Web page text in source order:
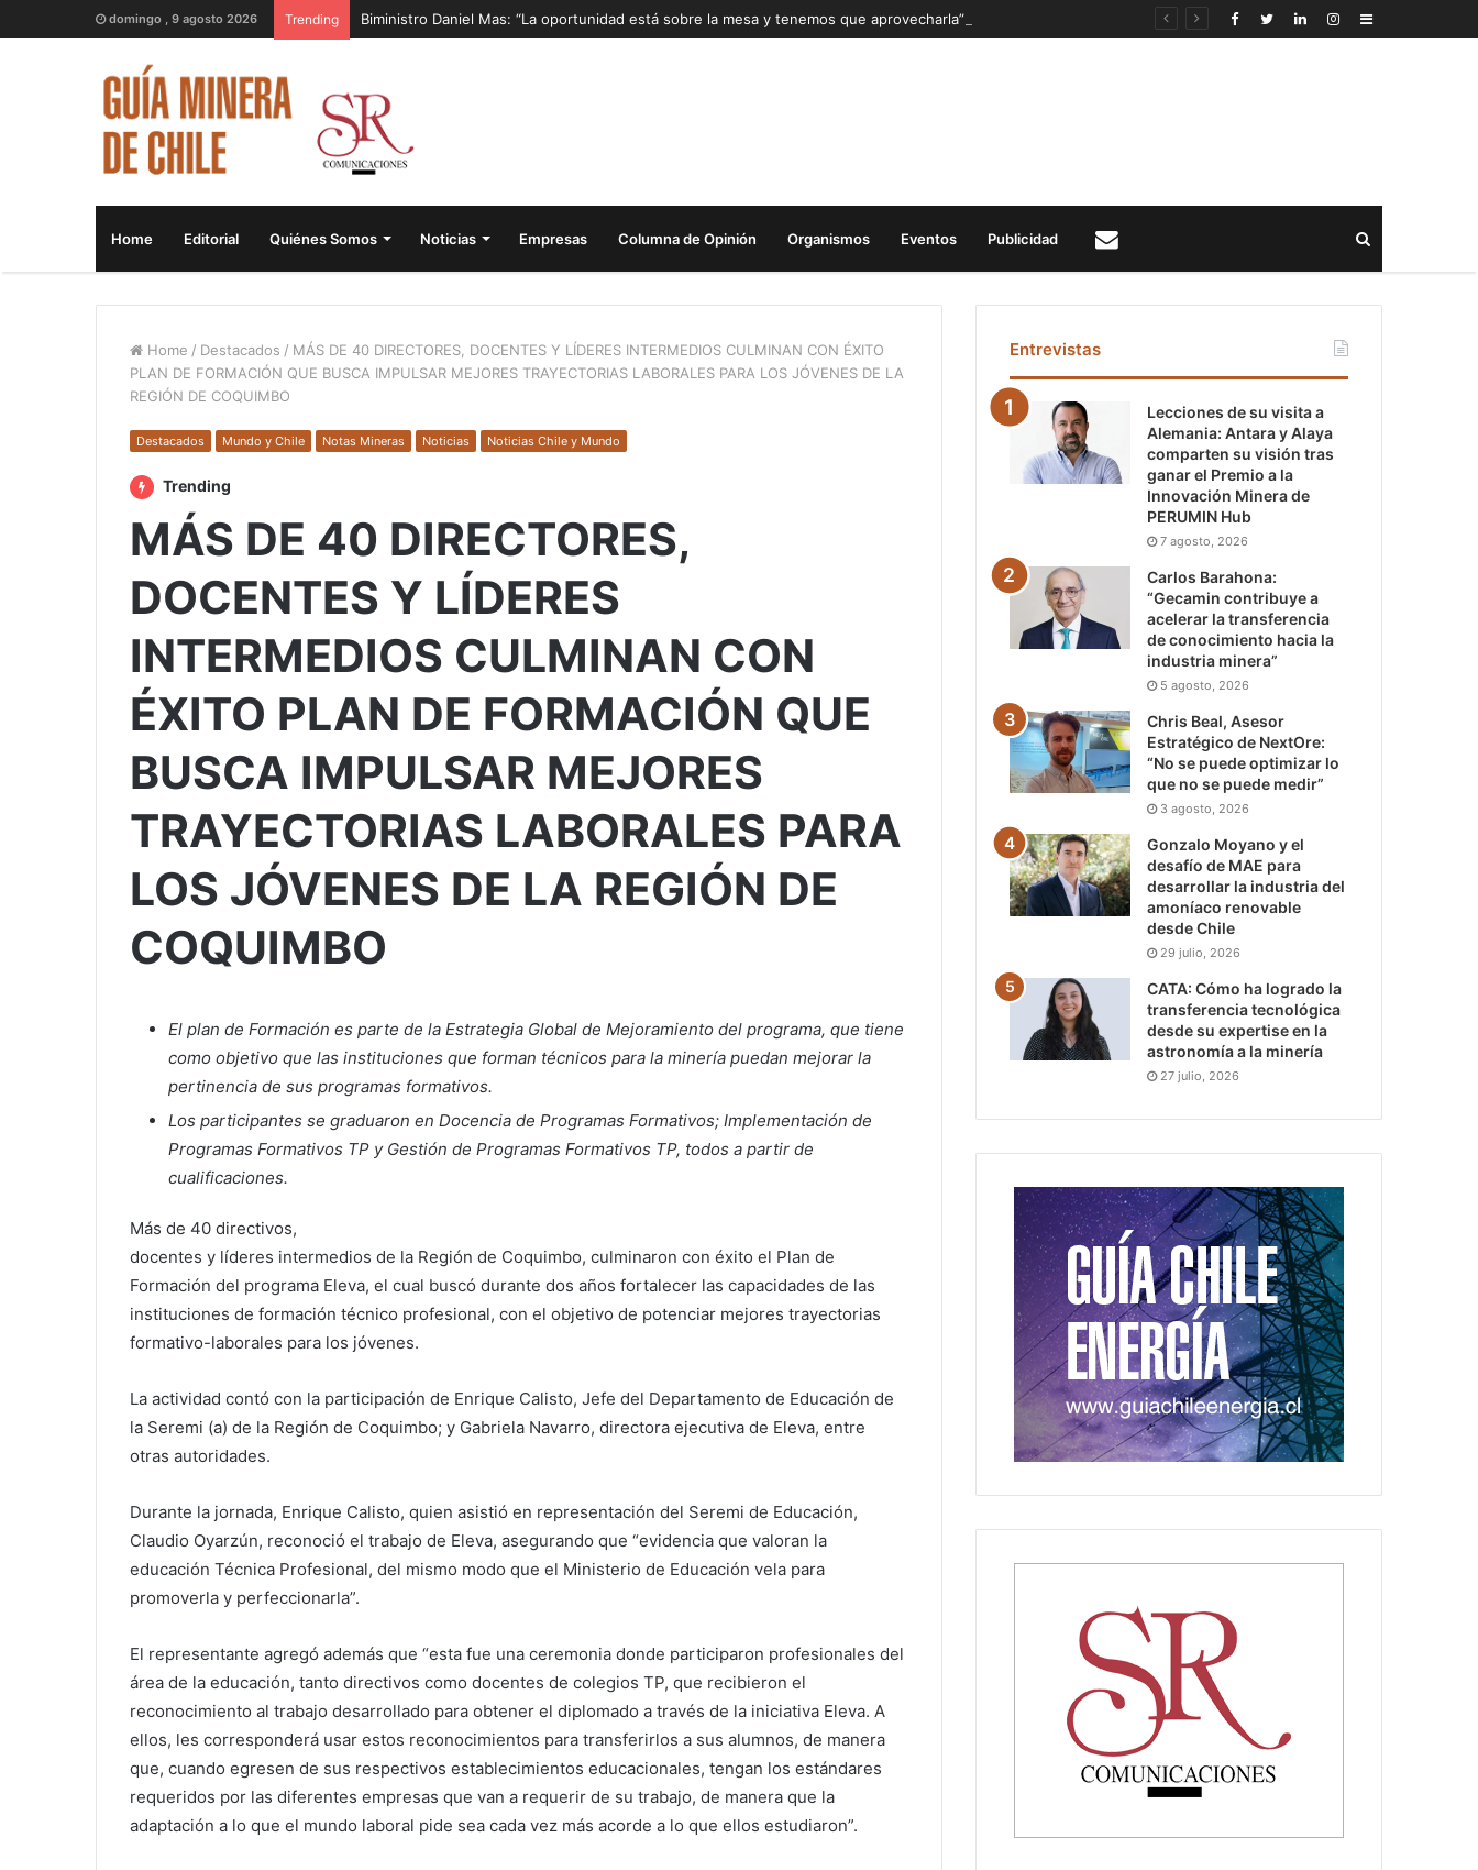
domingo , 9 agosto 2026 Trending Biministro Daniel Mas: “La oportunidad está sobre la mesa y tenemos que aprovecharla” Sidebar
Home Editorial Quiénes Somos Noticias Empresas Columna de Opinión Organismos Eventos Publicidad
Home / Destacados / MÁS DE 40 DIRECTORES, DOCENTES Y LÍDERES INTERMEDIOS CULMINAN CON ÉXITO
PLAN DE FORMACIÓN QUE BUSCA IMPULSAR MEJORES TRAYECTORIAS LABORALES PARA LOS JÓVENES DE LA
REGIÓN DE COQUIMBO
Destacados Mundo y Chile Notas Mineras Noticias Noticias Chile y Mundo
Trending
MÁS DE 40 DIRECTORES,
DOCENTES Y LÍDERES
INTERMEDIOS CULMINAN CON
ÉXITO PLAN DE FORMACIÓN QUE
BUSCA IMPULSAR MEJORES
TRAYECTORIAS LABORALES PARA
LOS JÓVENES DE LA REGIÓN DE
COQUIMBO
El plan de Formación es parte de la Estrategia Global de Mejoramiento del programa, que tiene
como objetivo que las instituciones que forman técnicos para la minería puedan mejorar la
pertinencia de sus programas formativos.
Los participantes se graduaron en Docencia de Programas Formativos; Implementación de
Programas Formativos TP y Gestión de Programas Formativos TP, todos a partir de
cualificaciones.
Más de 40 directivos,
docentes y líderes intermedios de la Región de Coquimbo, culminaron con éxito el Plan de
Formación del programa Eleva, el cual buscó durante dos años fortalecer las capacidades de las
instituciones de formación técnico profesional, con el objetivo de potenciar mejores trayectorias
formativo-laborales para los jóvenes.
La actividad contó con la participación de Enrique Calisto, Jefe del Departamento de Educación de
la Seremi (a) de la Región de Coquimbo; y Gabriela Navarro, directora ejecutiva de Eleva, entre
otras autoridades.
Durante la jornada, Enrique Calisto, quien asistió en representación del Seremi de Educación,
Claudio Oyarzún, reconoció el trabajo de Eleva, asegurando que “evidencia que valoran la
educación Técnica Profesional, del mismo modo que el Ministerio de Educación vela para
promoverla y perfeccionarla”.
El representante agregó además que “esta fue una ceremonia donde participaron profesionales del
área de la educación, tanto directivos como docentes de colegios TP, que recibieron el
reconocimiento al trabajo desarrollado para obtener el diplomado a través de la iniciativa Eleva. A
ellos, les corresponderá usar estos reconocimientos para transferirlos a sus alumnos, de manera
que, cuando egresen de sus respectivos establecimientos educacionales, tengan los estándares
requeridos por las diferentes empresas que van a requerir de su trabajo, de manera que la
adaptación a lo que el mundo laboral pide sea cada vez más acorde a lo que ellos estudiaron”.
Entrevistas
Lecciones de su visita a
Alemania: Antara y Alaya
comparten su visión tras
ganar el Premio a la
Innovación Minera de
PERUMIN Hub
7 agosto, 2026
Carlos Barahona:
“Gecamin contribuye a
acelerar la transferencia
de conocimiento hacia la
industria minera”
5 agosto, 2026
Chris Beal, Asesor
Estratégico de NextOre:
“No se puede optimizar lo
que no se puede medir”
3 agosto, 2026
Gonzalo Moyano y el
desafío de MAE para
desarrollar la industria del
amoníaco renovable
desde Chile
29 julio, 2026
CATA: Cómo ha logrado la
transferencia tecnológica
desde su expertise en la
astronomía a la minería
27 julio, 2026